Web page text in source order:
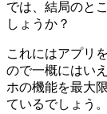
では、結局のと
しょうか？
これにはアプリ
ので一概にはい
ホの機能を最大
ているでしょう。